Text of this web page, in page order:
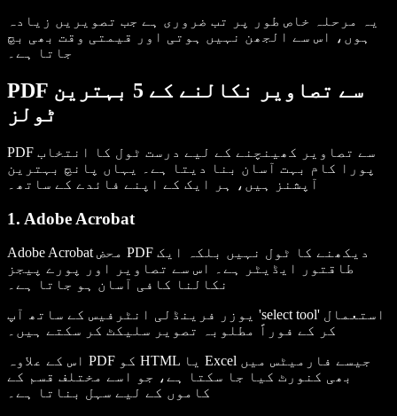
یہ مرحلہ خاص طور پر تب ضروری ہے جب تصویریں زیادہ
ہوں، اس سے الجھن نہیں ہوتی اور قیمتی وقت بھی بچ
جاتا ہے۔
PDF سے تصاویر نکالنے کے 5 بہترین
ٹولز
PDF سے تصاویر کھینچنے کے لیے درست ٹول کا انتخاب
پورا کام بہت آسان بنا دیتا ہے۔ یہاں پانچ بہترین
آپشنز ہیں، ہر ایک کے اپنے فائدے کے ساتھ۔
1. Adobe Acrobat
Adobe Acrobat محض PDF دیکھنے کا ٹول نہیں بلکہ ایک
طاقتور ایڈیٹر ہے۔ اس سے تصاویر اور پورے پیجز
نکالنا کافی آسان ہو جاتا ہے۔
یوزر فرینڈلی انٹرفیس کے ساتھ آپ 'select tool' استعمال
اس کے علاوہ PDF کو HTML یا Excel جیسے فارمیٹس میں
بھی کنورٹ کیا جا سکتا ہے، جو اسے مختلف قسم کے
کاموں کے لیے سہل بناتا ہے۔